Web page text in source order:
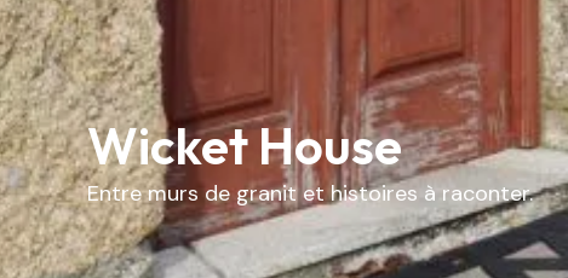
Wicket House
Entre murs de granit et histoires à raconter.